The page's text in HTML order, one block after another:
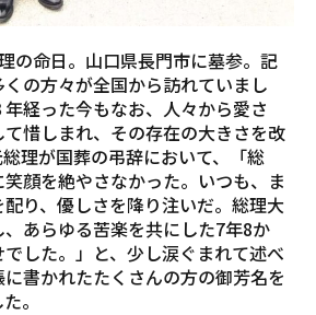
の命日。山口県長門市に墓参。記
の方々が全国から訪れていまし
経った今もなお、人々から愛さ
惜しまれ、その存在の大きさを改
理が国葬の弔辞において、「総
顔を絶やさなかった。いつも、ま
り、優しさを降り注いだ。総理大
あらゆる苦楽を共にした7年8か
した。」と、少し涙ぐまれて述べ
書かれたたくさんの方の御芳名を
。